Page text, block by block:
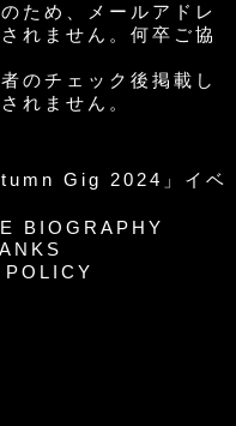
ため、メールアドレ
れません。何卒ご協
のチェック後掲載し
れません。
Gig 2024」イベ
BIOGRAPHY